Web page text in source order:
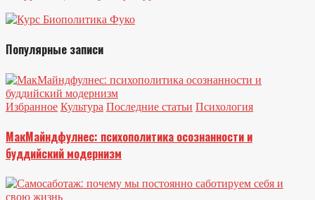
Популярные записи
Избранное Культура Последние статьи Психология
МакМайндфулнес: психополитика осознанности и
буддийский модернизм